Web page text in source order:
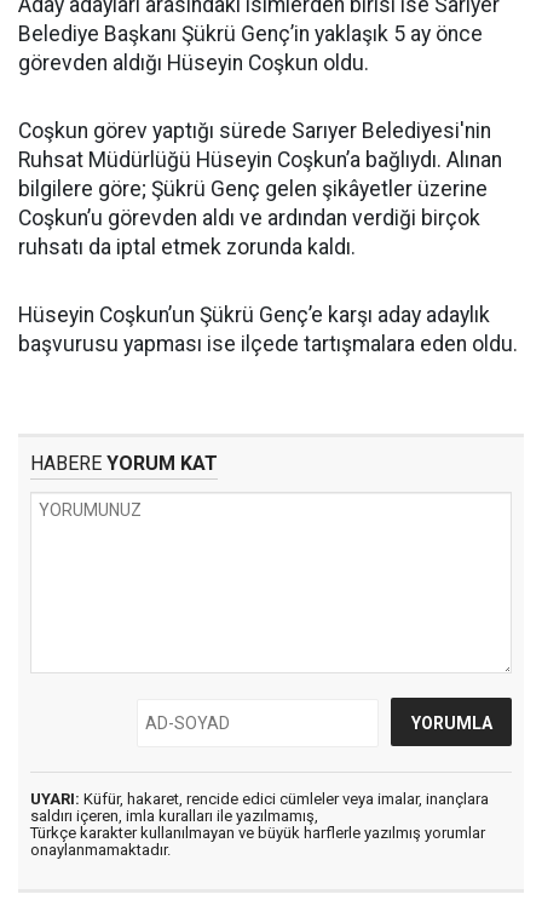
Aday adayları arasındaki isimlerden birisi ise Sarıyer
Belediye Başkanı Şükrü Genç’in yaklaşık 5 ay önce
görevden aldığı Hüseyin Coşkun oldu.
Coşkun görev yaptığı sürede Sarıyer Belediyesi'nin
Ruhsat Müdürlüğü Hüseyin Coşkun’a bağlıydı. Alınan
bilgilere göre; Şükrü Genç gelen şikâyetler üzerine
Coşkun’u görevden aldı ve ardından verdiği birçok
ruhsatı da iptal etmek zorunda kaldı.
Hüseyin Coşkun’un Şükrü Genç’e karşı aday adaylık
başvurusu yapması ise ilçede tartışmalara eden oldu.
HABERE YORUM KAT
UYARI: Küfür, hakaret, rencide edici cümleler veya imalar, inançlara
saldırı içeren, imla kuralları ile yazılmamış,
Türkçe karakter kullanılmayan ve büyük harflerle yazılmış yorumlar
onaylanmamaktadır.